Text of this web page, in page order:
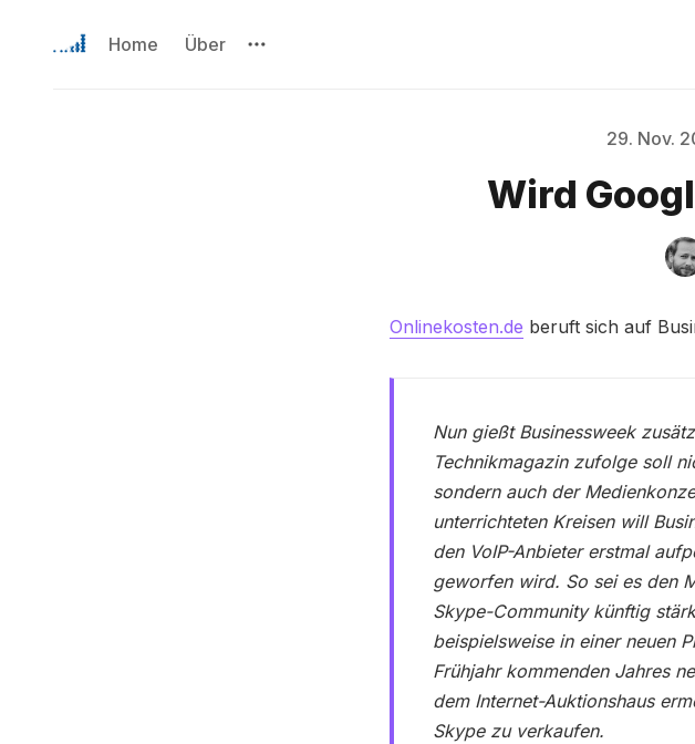
Home Über
29. Nov.
Wird
Onlinekosten.de beruft sich auf
Nun gießt Businessweek
Technikmagazin zufolge soll
sondern auch der
unterrichteten Kreisen will
den VoIP-Anbieter erstmal
geworfen wird. So sei es den
Skype-Community künftig
beispielsweise in einer neuen
Frühjahr kommenden Jahres
dem Internet-Auktionshaus
Skype zu verkaufen.